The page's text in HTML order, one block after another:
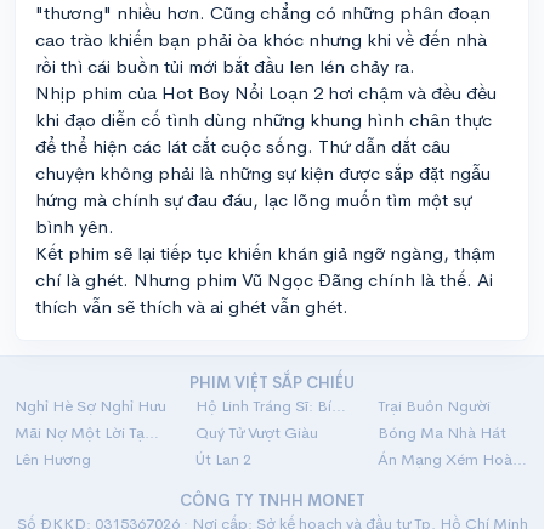
"thương" nhiều hơn. Cũng chẳng có những phân đoạn
cao trào khiến bạn phải òa khóc nhưng khi về đến nhà
rồi thì cái buồn tủi mới bắt đầu len lén chảy ra.
Nhịp phim của Hot Boy Nổi Loạn 2 hơi chậm và đều đều
khi đạo diễn cố tình dùng những khung hình chân thực
để thể hiện các lát cắt cuộc sống. Thứ dẫn dắt câu
chuyện không phải là những sự kiện được sắp đặt ngẫu
hứng mà chính sự đau đáu, lạc lõng muốn tìm một sự
bình yên.
Kết phim sẽ lại tiếp tục khiến khán giả ngỡ ngàng, thậm
chí là ghét. Nhưng phim Vũ Ngọc Đãng chính là thế. Ai
thích vẫn sẽ thích và ai ghét vẫn ghét.
PHIM VIỆT SẮP CHIẾU
Nghỉ Hè Sợ Nghỉ Hưu
Hộ Linh Tráng Sĩ: Bí Ẩn Mộ Vua Đinh
Trại Buôn Người
Mãi Nợ Một Lời Tạm Biệt
Quý Tử Vượt Giàu
Bóng Ma Nhà Hát
Lên Hương
Út Lan 2
Án Mạng Xém Hoàn Hảo
CÔNG TY TNHH MONET
Số ĐKKD: 0315367026 · Nơi cấp: Sở kế hoạch và đầu tư Tp. Hồ Chí Minh